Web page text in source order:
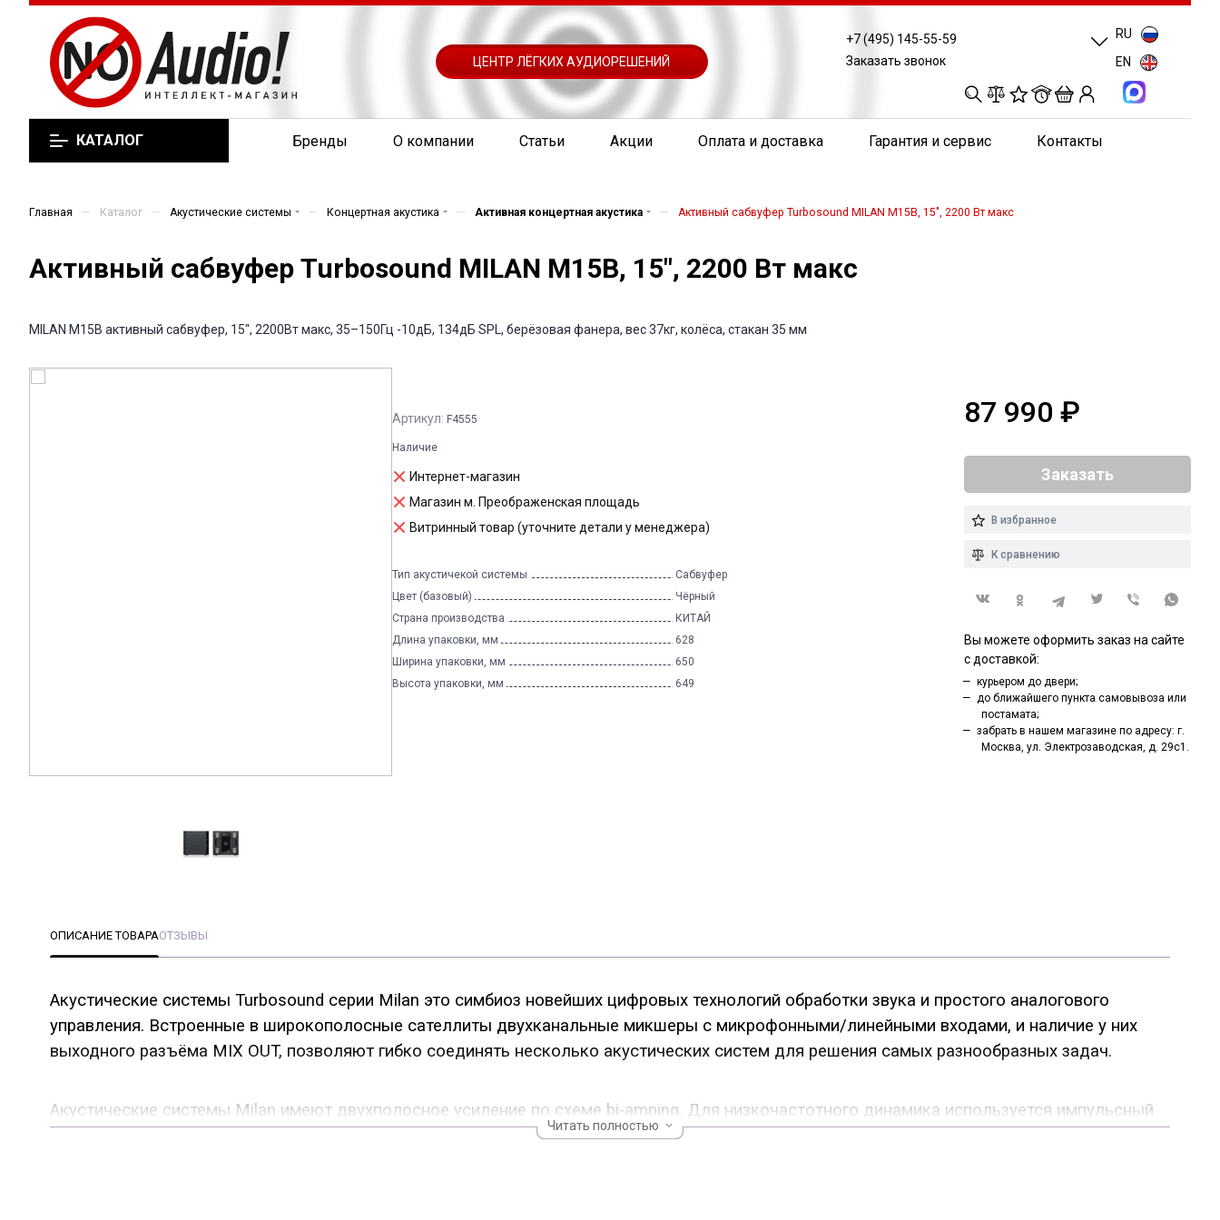
ЦЕНТР ЛЁГКИХ АУДИОРЕШЕНИЙ
+7 (495) 145-55-59
Заказать звонок
0
RU
EN
КАТАЛОГ Бренды О компании Статьи Акции Оплата и доставка Гарантия и сервис Контакты
Главная — Каталог — Акустические системы — Концертная акустика — Активная концертная акустика — Активный сабвуфер Turbosound MILAN M15B, 15", 2200 Вт макс
Активный сабвуфер Turbosound MILAN M15B, 15", 2200 Вт макс
MILAN M15B активный сабвуфер, 15", 2200Вт макс, 35–150Гц -10дБ, 134дБ SPL, берёзовая фанера, вес 37кг, колёса, стакан 35 мм
Артикул: F4555
Наличие
Интернет-магазин
Магазин м. Преображенская площадь
Витринный товар (уточните детали у менеджера)
Тип акустичекой системы
Сабвуфер
Цвет (базовый)
Чёрный
Страна производства
КИТАЙ
Длина упаковки, мм
628
Ширина упаковки, мм
650
Высота упаковки, мм
649
87 990 ₽
Заказать
В избранное
К сравнению
Вы можете оформить заказ на сайте
с доставкой:
курьером до двери;
до ближайшего пункта самовывоза или
постамата;
забрать в нашем магазине по адресу: г.
Москва, ул. Электрозаводская, д. 29с1.
ОПИСАНИЕ ТОВАРАОТЗЫВЫ
Акустические системы Turbosound серии Milan это симбиоз новейших цифровых технологий обработки звука и простого аналогового
управления. Встроенные в широкополосные сателлиты двухканальные микшеры с микрофонными/линейными входами, и наличие у них
выходного разъёма MIX OUT, позволяют гибко соединять несколько акустических систем для решения самых разнообразных задач.
Акустические системы Milan имеют двухполосное усиление по схеме bi-amping. Для низкочастотного динамика используется импульсный
усилитель от лидера звукового рынка, компании KLARK-TEKNIK. Эти усилители имеют высокую эффективность и низкое тепловыделение.
Читать полностью